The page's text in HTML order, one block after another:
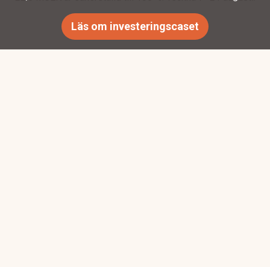
Läs om investeringscaset